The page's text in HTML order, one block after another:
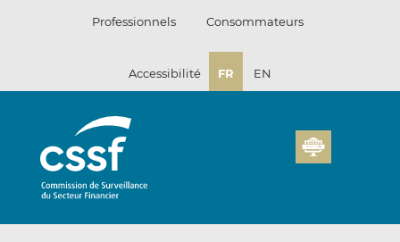
Professionnels Consommateurs
Accessibilité FR EN